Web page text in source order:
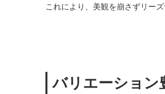
これにより、美観を崩さずリー
バリエーション